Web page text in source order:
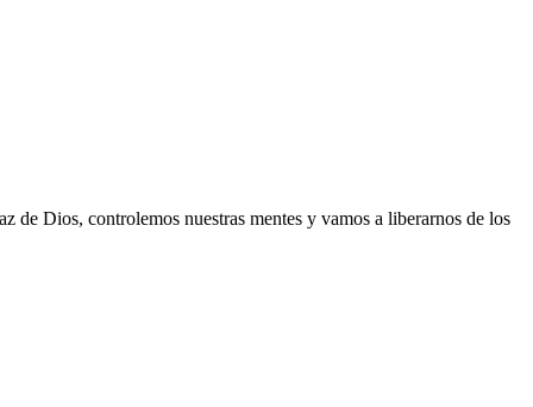
de Dios, controlemos nuestras mentes y vamos a liberarnos de los